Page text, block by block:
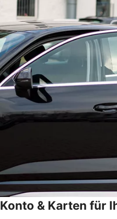
Konto & Karten für